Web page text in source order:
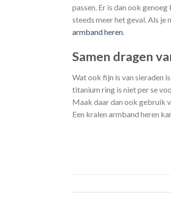
passen. Er is dan ook
steeds meer het geval. Als
armband heren.
Samen dragen
Wat ook fijn is van sieraden
titanium ring is niet per se
Maak daar dan ook gebruik
Een kralen armband heren